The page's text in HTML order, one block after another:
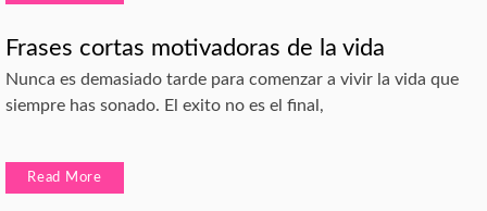
Frases cortas motivadoras de la vida
Nunca es demasiado tarde para comenzar a vivir la vida que
siempre has sonado. El exito no es el final,
Read More